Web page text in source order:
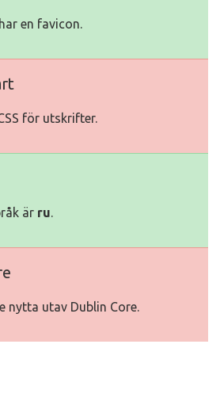
en favicon.
för utskrifter.
är ru.
nytta utav Dublin Core.